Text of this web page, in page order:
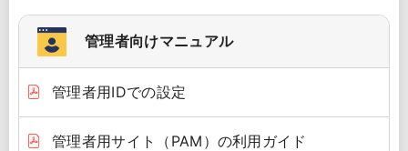
管理者向けマニュアル
管理者用IDでの設定
管理者用サイト（PAM）の利用ガイド